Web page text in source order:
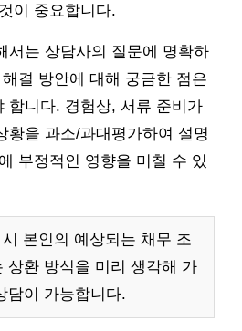
이 중요합니다.
서는 상담사의 질문에 명확하
결 방안에 대해 궁금한 점은
합니다. 경험상, 서류 준비가
황을 과소/과대평가하여 설명
부정적인 영향을 미칠 수 있
본인의 예상되는 채무 조
상환 방식을 미리 생각해 가
담이 가능합니다.